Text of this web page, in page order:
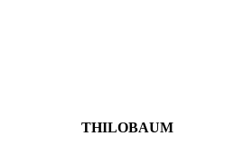
THILOBAUM